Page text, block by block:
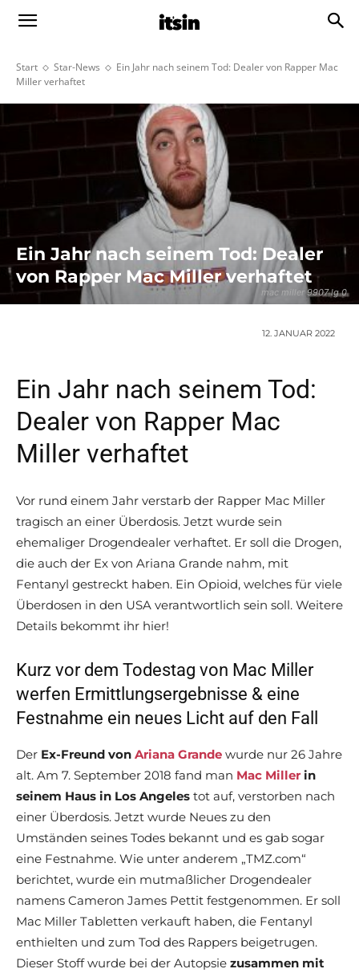
Start Star-News
Ein Jahr nach seinem Tod: Dealer von Rapper Mac
Miller verhaftet
mac miller 9907 lg 0
Ein Jahr nach seinem Tod: Dealer
von Rapper Mac Miller verhaftet
12. JANUAR 2022
Ein Jahr nach seinem Tod:
Dealer von Rapper Mac
Miller verhaftet
Vor rund einem Jahr verstarb der Rapper Mac Miller
tragisch an einer Überdosis. Jetzt wurde sein
ehemaliger Drogendealer verhaftet. Er soll die Drogen,
die auch der Ex von Ariana Grande nahm, mit
Fentanyl gestreckt haben. Ein Opioid, welches für viele
Überdosen in den USA verantwortlich sein soll. Weitere
Details bekommt ihr hier!
Kurz vor dem Todestag von Mac Miller
werfen Ermittlungsergebnisse & eine
Festnahme ein neues Licht auf den Fall
Der Ex-Freund von Ariana Grande wurde nur 26 Jahre
alt. Am 7. September 2018 fand man Mac Miller in
seinem Haus in Los Angeles tot auf, verstorben nach
einer Überdosis. Jetzt wurde Neues zu den
Umständen seines Todes bekannt und es gab sogar
eine Festnahme. Wie unter anderem „TMZ.com“
berichtet, wurde ein mutmaßlicher Drogendealer
namens Cameron James Pettit festgenommen. Er soll
Mac Miller Tabletten verkauft haben, die Fentanyl
enthielten und zum Tod des Rappers beigetrugen.
Dieser Stoff wurde bei der Autopsie zusammen mit